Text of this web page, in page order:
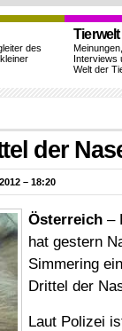
des
Tierwelt
Interviews
Welt der
der
– 18:20
Österreich –
hat gestern
Simmering
Drittel der
Laut Polizei